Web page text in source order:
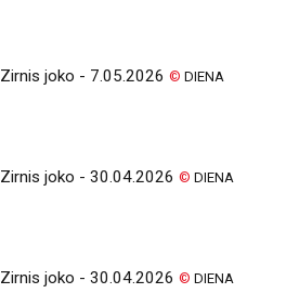
Zirnis joko - 7.05.2026© DIENA
Zirnis joko - 30.04.2026© DIENA
Zirnis joko - 30.04.2026© DIENA